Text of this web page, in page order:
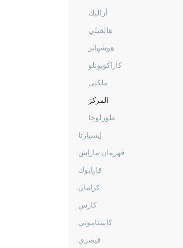
أراليك
هالفيلي
هوشهابر
كاراكويونلو
ملكلي
المركز
طوزلوجا
إيسبارتا
قهرمان ماراش
قارابوك
كرامان
كارس
كاستاموني
قيصري